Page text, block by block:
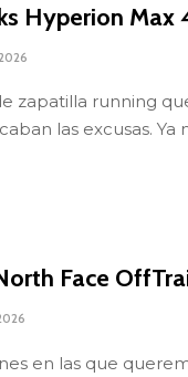
Hyperion Max
zapatilla running
las excusas. Ya
Face
en las que